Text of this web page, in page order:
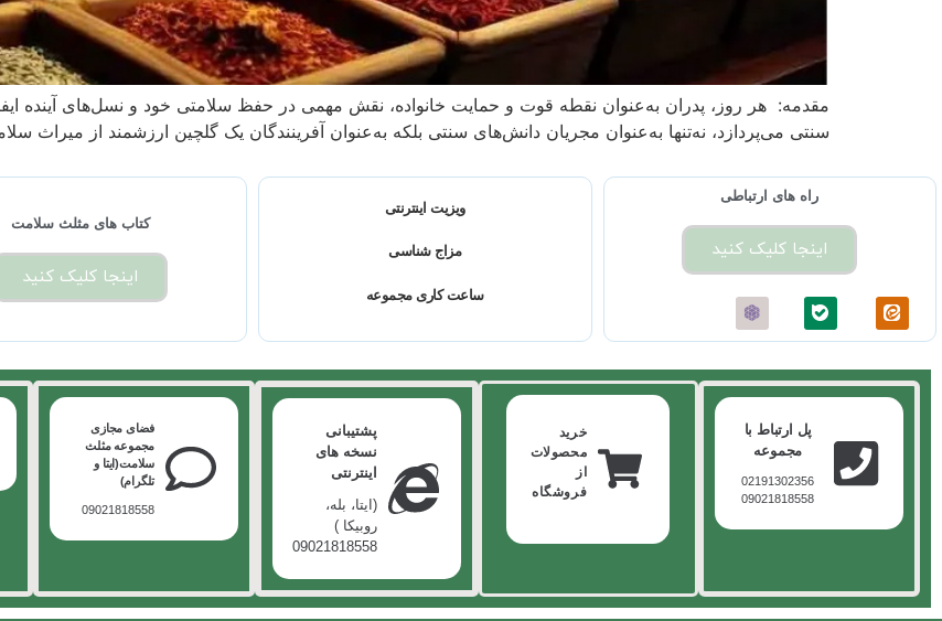
مقدمه: هر روز، پدران به‌عنوان نقطه قوت و حمایت خانواده، نقش مهمی در حفظ سلامتی خود و نسل‌های آینده
سنتی می‌پردازد، نه‌تنها به‌عنوان مجریان دانش‌های سنتی بلکه به‌عنوان آفرینندگان یک گلچین ارزشمند از
راه های ارتباطی
اینجا کلیک کنید
ویزیت اینترنتی
مزاج شناسی
ساعت کاری مجموعه
کتاب های مثلث سلامت
اینجا کلیک کنید
پل ارتباط با
مجموعه
02191302356
09021818558
خرید
محصولات
از
فروشگاه
پشتیبانی
نسخه های
اینترنتی
(ایتا، بله،
روبیکا )
09021818558
فضای مجازی
مجموعه مثلث
سلامت(ایتا و
تلگرام)
09021818558